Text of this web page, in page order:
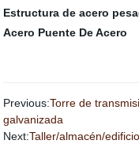
Estructura de acero
Acero Puente De Acero
Previous:Torre de
galvanizada
Next:Taller/almacén/